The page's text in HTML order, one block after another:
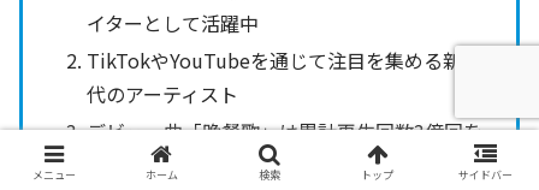
イターとして活躍中
TikTokやYouTubeを通じて注目を集める新世
代のアーティスト
デビュー曲「晩餐歌」は累計再生回数3億回を
突破する大ヒット曲
メニュー ホーム 検索 トップ サイドバー